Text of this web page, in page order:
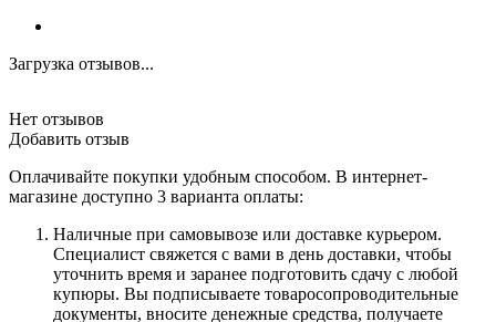
Загрузка отзывов...
Нет отзывов
Добавить отзыв
Оплачивайте покупки удобным способом. В интернет-
магазине доступно 3 варианта оплаты:
Наличные при самовывозе или доставке курьером.
Специалист свяжется с вами в день доставки, чтобы
уточнить время и заранее подготовить сдачу с любой
купюры. Вы подписываете товаросопроводительные
документы, вносите денежные средства, получаете